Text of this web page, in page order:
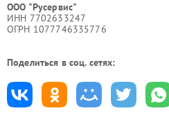
ООО "Русервис"
ИНН 7702633247
ОГРН 1077746335776
Поделиться в соц. сетях: